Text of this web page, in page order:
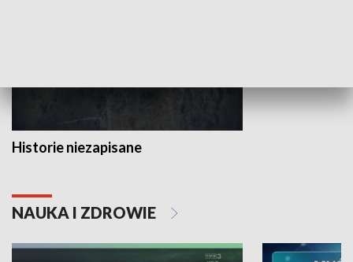
Historie niezapisane
NAUKA I ZDROWIE